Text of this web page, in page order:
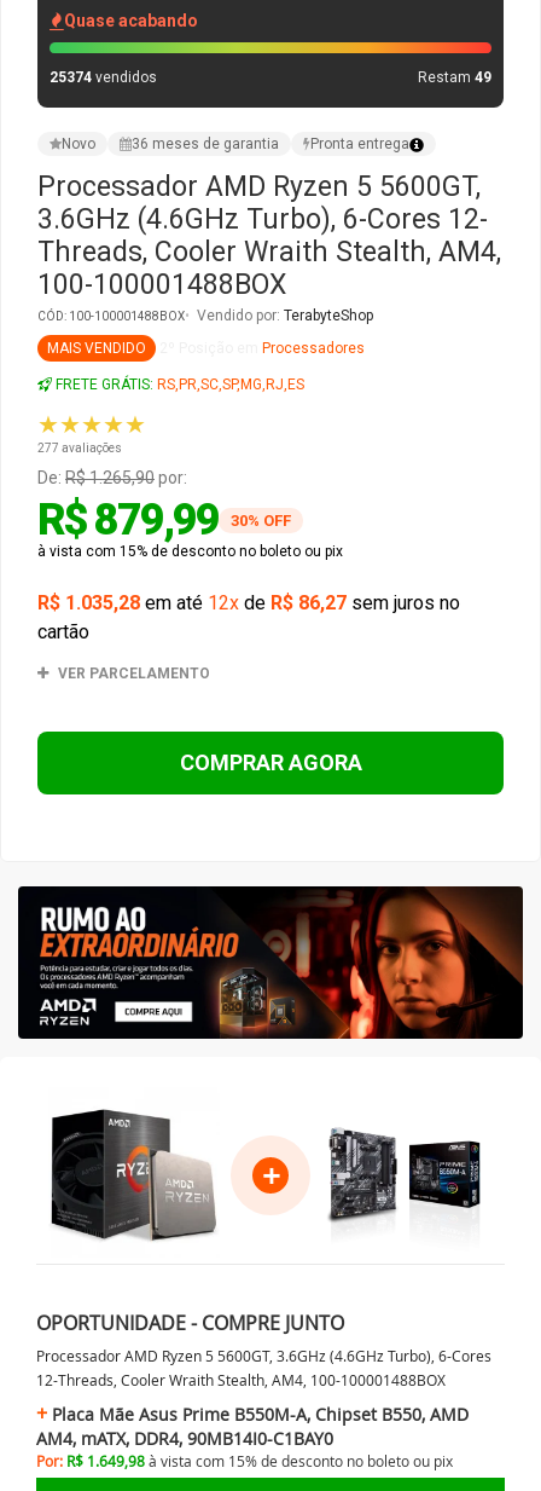
Quase acabando
25374 vendidos Restam 49
Novo 36 meses de garantia Pronta entrega
Processador AMD Ryzen 5 5600GT,
3.6GHz (4.6GHz Turbo), 6-Cores 12-
Threads, Cooler Wraith Stealth, AM4,
100-100001488BOX
CÓD: 100-100001488BOX Vendido por: TerabyteShop
MAIS VENDIDO
Processadores
FRETE GRÁTIS: RS,PR,SC,SP,MG,RJ,ES
★★★★★
277 avaliações
De: R$ 1.265,90por:
R$ 879,99 30% OFF
à vista com 15% de desconto no boleto ou pix
R$ 1.035,28 em até 12x de R$ 86,27 sem juros no
cartão
VER PARCELAMENTO
COMPRAR AGORA
+
OPORTUNIDADE - COMPRE JUNTO
Processador AMD Ryzen 5 5600GT, 3.6GHz (4.6GHz Turbo), 6-Cores
12-Threads, Cooler Wraith Stealth, AM4, 100-100001488BOX
Placa Mãe Asus Prime B550M-A, Chipset B550, AMD
AM4, mATX, DDR4, 90MB14I0-C1BAY0
Por: R$ 1.649,98à vista com 15% de desconto no boleto ou pix
Gabinete Liketec
Fonte Thermaltake
Ver Todos